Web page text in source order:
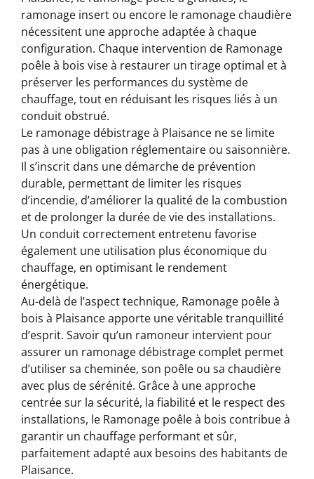
ramonage insert ou encore le ramonage chaudière
nécessitent une approche adaptée à chaque
configuration. Chaque intervention de Ramonage
poêle à bois vise à restaurer un tirage optimal et à
préserver les performances du système de
chauffage, tout en réduisant les risques liés à un
conduit obstrué.
Le ramonage débistrage à Plaisance ne se limite
pas à une obligation réglementaire ou saisonnière.
Il s’inscrit dans une démarche de prévention
durable, permettant de limiter les risques
d’incendie, d’améliorer la qualité de la combustion
et de prolonger la durée de vie des installations.
Un conduit correctement entretenu favorise
également une utilisation plus économique du
chauffage, en optimisant le rendement
énergétique.
Au-delà de l’aspect technique, Ramonage poêle à
bois à Plaisance apporte une véritable tranquillité
d’esprit. Savoir qu’un ramoneur intervient pour
assurer un ramonage débistrage complet permet
d’utiliser sa cheminée, son poêle ou sa chaudière
avec plus de sérénité. Grâce à une approche
centrée sur la sécurité, la fiabilité et le respect des
installations, le Ramonage poêle à bois contribue à
garantir un chauffage performant et sûr,
parfaitement adapté aux besoins des habitants de
Plaisance.